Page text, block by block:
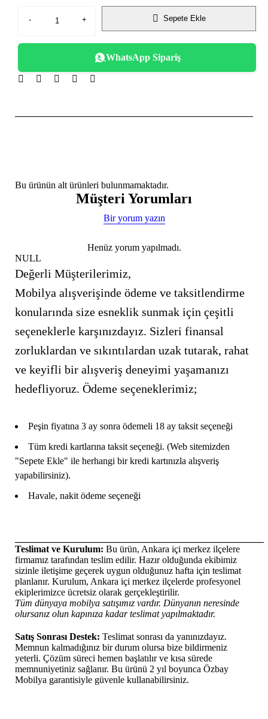
Sepete Ekle
WhatsApp Sipariş
Bu ürünün alt ürünleri bulunmamaktadır.
Müşteri Yorumları
Bir yorum yazın
Henüz yorum yapılmadı.
NULL
Değerli Müşterilerimiz,
Mobilya alışverişinde ödeme ve taksitlendirme
konularında size esneklik sunmak için çeşitli
seçeneklerle karşınızdayız. Sizleri finansal
zorluklardan ve sıkıntılardan uzak tutarak, rahat
ve keyifli bir alışveriş deneyimi yaşamanızı
hedefliyoruz. Ödeme seçeneklerimiz;
Peşin fiyatına 3 ay sonra ödemeli 18 ay taksit seçeneği
Tüm kredi kartlarına taksit seçeneği. (Web sitemizden
"Sepete Ekle" ile herhangi bir kredi kartınızla alışveriş
yapabilirsiniz).
Havale, nakit ödeme seçeneği
Teslimat ve Kurulum: Bu ürün, Ankara içi merkez ilçelere
firmamız tarafından teslim edilir. Hazır olduğunda ekibimiz
sizinle iletişime geçerek uygun olduğunuz hafta için teslimat
planlanır. Kurulum, Ankara içi merkez ilçelerde profesyonel
ekiplerimizce ücretsiz olarak gerçekleştirilir.
Tüm dünyaya mobilya satışımız vardır. Dünyanın neresinde
olursanız olun kapınıza kadar teslimat yapılmaktadır.
Satış Sonrası Destek: Teslimat sonrası da yanınızdayız.
Memnun kalmadığınız bir durum olursa bize bildirmeniz
yeterli. Çözüm süreci hemen başlatılır ve kısa sürede
memnuniyetiniz sağlanır. Bu ürünü 2 yıl boyunca Özbay
Mobilya garantisiyle güvenle kullanabilirsiniz.